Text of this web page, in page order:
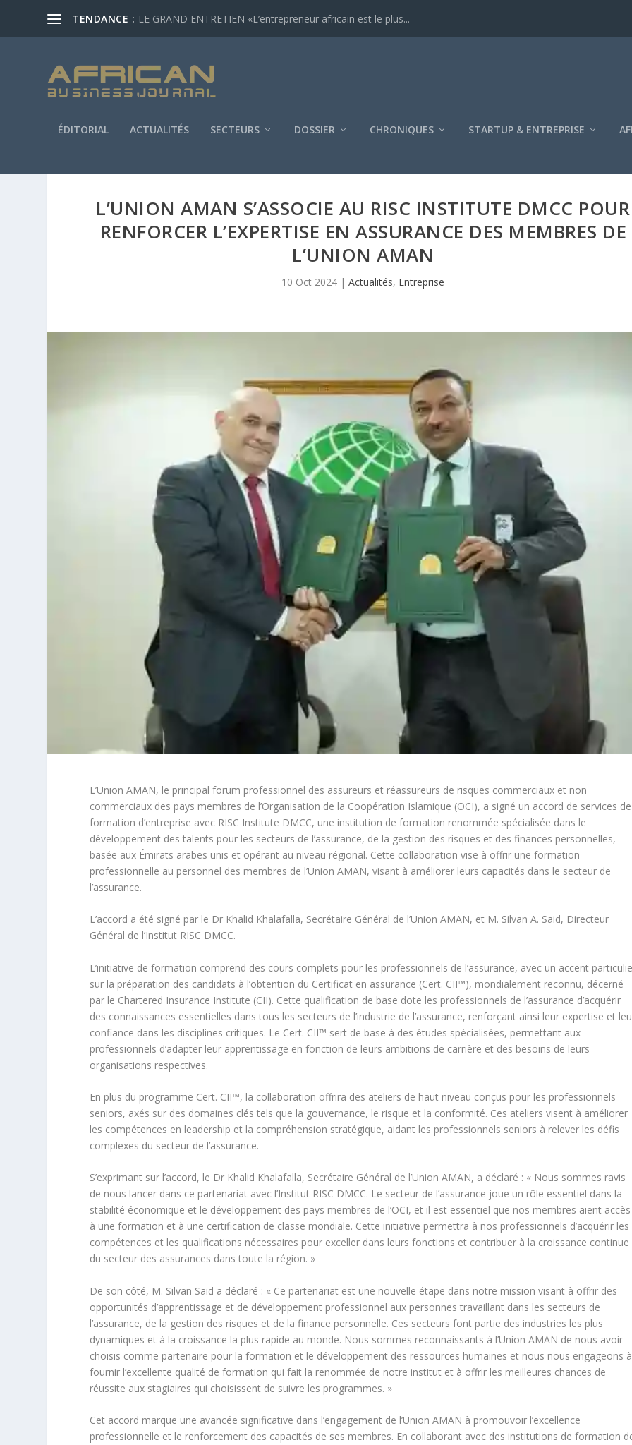
TENDANCE : LE GRAND ENTRETIEN «L’entrepreneur africain est le plus...
ÉDITORIAL ACTUALITÉS SECTEURS DOSSIER CHRONIQUES STARTUP & ENTREPRISE
L’UNION AMAN S’ASSOCIE AU RISC INSTITUTE DMCC POUR
RENFORCER L’EXPERTISE EN ASSURANCE DES MEMBRES DE
L’UNION AMAN
10 Oct 2024 |Actualités, Entreprise
L’Union AMAN, le principal forum professionnel des assureurs et réassureurs de risques commerciaux et non
commerciaux des pays membres de l’Organisation de la Coopération Islamique (OCI), a signé un accord de services de
formation d’entreprise avec RISC Institute DMCC, une institution de formation renommée spécialisée dans le
développement des talents pour les secteurs de l’assurance, de la gestion des risques et des finances personnelles,
basée aux Émirats arabes unis et opérant au niveau régional. Cette collaboration vise à offrir une formation
professionnelle au personnel des membres de l’Union AMAN, visant à améliorer leurs capacités dans le secteur de
l’assurance.
L’accord a été signé par le Dr Khalid Khalafalla, Secrétaire Général de l’Union AMAN, et M. Silvan A. Said, Directeur
Général de l’Institut RISC DMCC.
L’initiative de formation comprend des cours complets pour les professionnels de l’assurance, avec un accent
sur la préparation des candidats à l’obtention du Certificat en assurance (Cert. CII™), mondialement reconnu, décerné
par le Chartered Insurance Institute (CII). Cette qualification de base dote les professionnels de l’assurance d’acquérir
des connaissances essentielles dans tous les secteurs de l’industrie de l’assurance, renforçant ainsi leur expertise et
confiance dans les disciplines critiques. Le Cert. CII™ sert de base à des études spécialisées, permettant aux
professionnels d’adapter leur apprentissage en fonction de leurs ambitions de carrière et des besoins de leurs
organisations respectives.
En plus du programme Cert. CII™, la collaboration offrira des ateliers de haut niveau conçus pour les professionnels
seniors, axés sur des domaines clés tels que la gouvernance, le risque et la conformité. Ces ateliers visent à améliorer
les compétences en leadership et la compréhension stratégique, aidant les professionnels seniors à relever les défis
complexes du secteur de l’assurance.
S’exprimant sur l’accord, le Dr Khalid Khalafalla, Secrétaire Général de l’Union AMAN, a déclaré : « Nous sommes ravis
de nous lancer dans ce partenariat avec l’Institut RISC DMCC. Le secteur de l’assurance joue un rôle essentiel dans la
stabilité économique et le développement des pays membres de l’OCI, et il est essentiel que nos membres aient accès
à une formation et à une certification de classe mondiale. Cette initiative permettra à nos professionnels d’acquérir les
compétences et les qualifications nécessaires pour exceller dans leurs fonctions et contribuer à la croissance continue
du secteur des assurances dans toute la région. »
De son côté, M. Silvan Said a déclaré : « Ce partenariat est une nouvelle étape dans notre mission visant à offrir des
opportunités d’apprentissage et de développement professionnel aux personnes travaillant dans les secteurs de
l’assurance, de la gestion des risques et de la finance personnelle. Ces secteurs font partie des industries les plus
dynamiques et à la croissance la plus rapide au monde. Nous sommes reconnaissants à l’Union AMAN de nous avoir
choisis comme partenaire pour la formation et le développement des ressources humaines et nous nous engageons à
fournir l’excellente qualité de formation qui fait la renommée de notre institut et à offrir les meilleures chances de
réussite aux stagiaires qui choisissent de suivre les programmes. »
Cet accord marque une avancée significative dans l’engagement de l’Union AMAN à promouvoir l’excellence
professionnelle et le renforcement des capacités de ses membres. En collaborant avec des institutions de formation